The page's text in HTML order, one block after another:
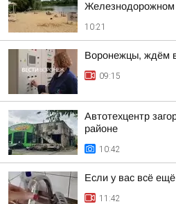
Железнодорожном
10:21
Воронежцы, ждём
09:15
Автотехцентр
районе
10:42
Если у вас всё
11:42